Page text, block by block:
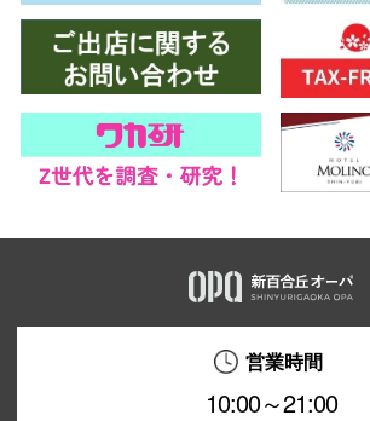
営業時間
10:00～21:00